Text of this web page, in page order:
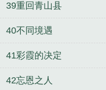
39重回青山县
40不同境遇
41彩霞的决定
42忘恩之人